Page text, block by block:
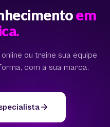
em
ou treine sua equipe
com a sua marca.